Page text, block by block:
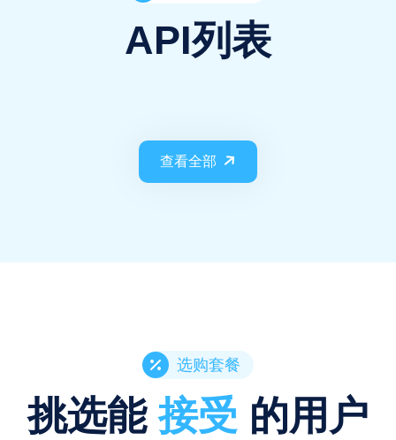
API列表
查看全部
选购套餐
挑选能接受 的用户